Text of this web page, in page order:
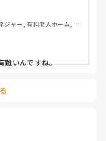
ジャー, 有料老人ホーム, 小
難いんですね。